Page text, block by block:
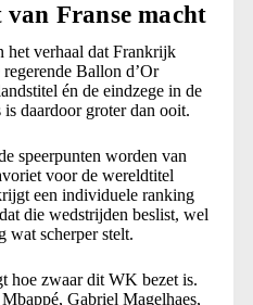
van Franse macht
het verhaal dat Frankrijk
Ballon d’Or
én de eindzege in de
daardoor groter dan ooit.
speerpunten worden van
voor de wereldtitel
een individuele ranking
die wedstrijden beslist, wel
wat scherper stelt.
hoe zwaar dit WK bezet is.
Gabriel Magelhaes,